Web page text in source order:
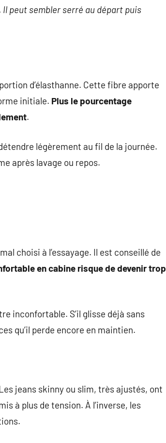
Il peut sembler serré au départ puis
d’élasthanne. Cette fibre apporte
initiale. Plus le pourcentage
.
légèrement au fil de la journée.
après lavage ou repos.
choisi à l’essayage. Il est conseillé de
en cabine risque de devenir trop
inconfortable. S’il glisse déjà sans
qu’il perde encore en maintien.
jeans skinny ou slim, très ajustés, ont
à plus de tension. À l’inverse, les